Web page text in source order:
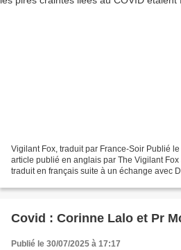
Vigilant Fox, traduit par France-Soir Publié
article publié en anglais par The Vigilant
traduit en français suite à un échange avec
Covid : Corinne Lalo et Pr
Publié le 30/07/2025 à 17:17